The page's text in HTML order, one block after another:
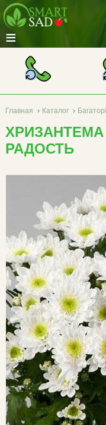
≡
Главная › Каталог ›
РАДОСТЬ